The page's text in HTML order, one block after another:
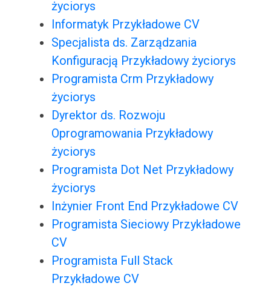
życiorys
Informatyk Przykładowe CV
Specjalista ds. Zarządzania
Konfiguracją Przykładowy życiorys
Programista Crm Przykładowy
życiorys
Dyrektor ds. Rozwoju
Oprogramowania Przykładowy
życiorys
Programista Dot Net Przykładowy
życiorys
Inżynier Front End Przykładowe CV
Programista Sieciowy Przykładowe
CV
Programista Full Stack
Przykładowe CV